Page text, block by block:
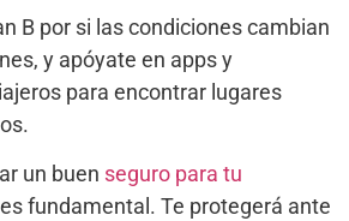
B por si las condiciones cambian
y apóyate en apps y
para encontrar lugares
un buen seguro para tu
es fundamental. Te protegerá ante